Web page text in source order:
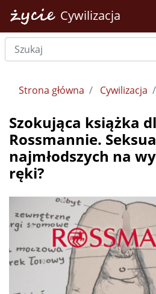
Cywilizacja
Strona główna Cywilizacja
Szokująca książka
Rossmannie.
najmłodszych na
ręki?